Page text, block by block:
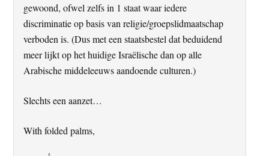
gewoond, ofwel zelfs in 1 staat waar iedere
discriminatie op basis van religie/groepslidmaatschap
verboden is. (Dus met een staatsbestel dat beduidend
meer lijkt op het huidige Israëlische dan op alle
Arabische middeleeuws aandoende culturen.)
Slechts een aanzet…
With folded palms,